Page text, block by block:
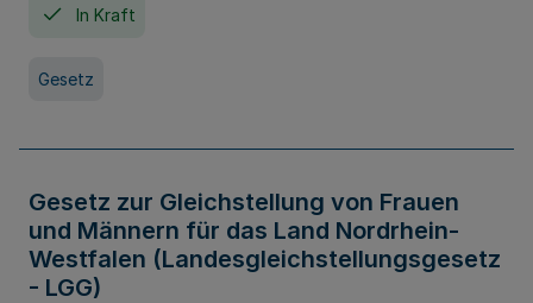
In Kraft
Gesetz
Gesetz zur Gleichstellung von Frauen
und Männern für das Land Nordrhein-
Westfalen (Landesgleichstellungsgesetz
- LGG)